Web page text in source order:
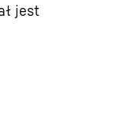
jest